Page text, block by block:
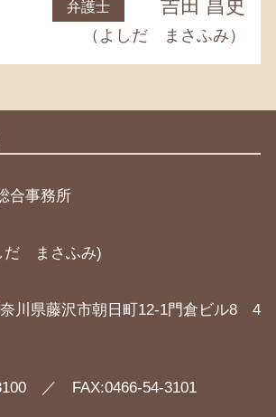
弁護士 吉田 昌史
（よしだ まさふみ）
合事務所
だ まさふみ)
川県藤沢市朝日町12-1門倉ビル8 4
／ FAX:0466-54-3101